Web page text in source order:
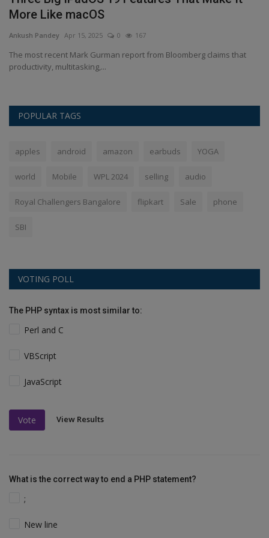
More Like macOS
Ankush Pandey Apr 15, 2025 0 167
The most recent Mark Gurman report from Bloomberg claims that
productivity, multitasking,...
POPULAR TAGS
apples android amazon earbuds YOGA
world Mobile WPL 2024 selling audio
Royal Challengers Bangalore flipkart Sale phone
SBI
VOTING POLL
The PHP syntax is most similar to:
Perl and C
VBScript
JavaScript
Vote View Results
What is the correct way to end a PHP statement?
;
New line